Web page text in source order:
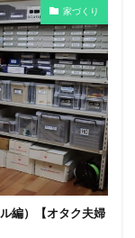
家づくり
編）【オタク夫婦